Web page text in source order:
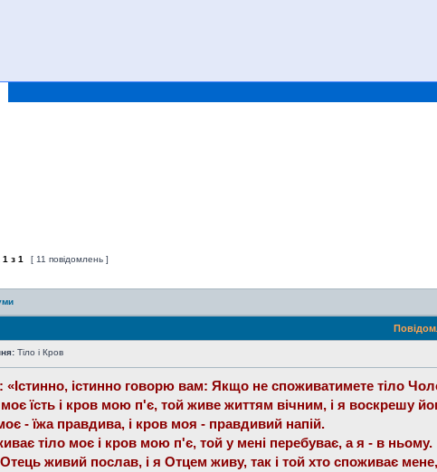
1 з 1 [ 11 повідомлень ]
Тіло і Кров
«Істинно, істинно говорю вам: Якщо не споживатимете тіло
моє їсть і кров мою п'є, той живе життям вічним, і я воскрешу
- їжа правдива, і кров моя - правдивий напій.
тіло моє і кров мою п'є, той у мені перебуває, а я - в ньому.
живий послав, і я Отцем живу, так і той хто споживає